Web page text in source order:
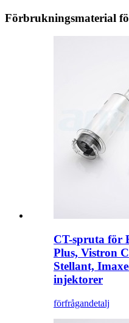
Förbrukningsmaterial
CT-spruta för
Plus, Vistron
Stellant,
injektorer
förfrågandetalj